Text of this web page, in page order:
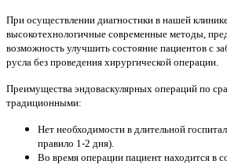
При осуществлении диагностики в нашей
высокотехнологичные современные методы,
возможность улучшить состояние пациентов с
русла без проведения хирургической операции.
Преимущества эндоваскулярных операций по
традиционными:
Нет необходимости в длительной
правило 1-2 дня).
Во время операции пациент находится в